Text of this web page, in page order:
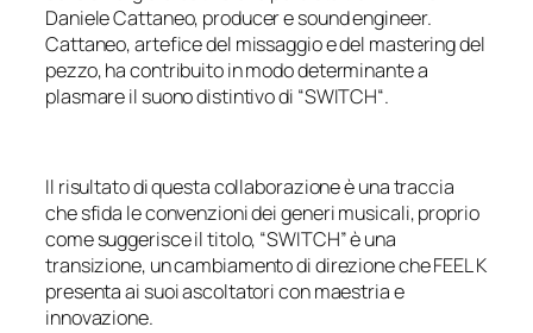
Daniele Cattaneo, producer e sound engineer.
Cattaneo, artefice del missaggio e del mastering del
pezzo, ha contribuito in modo determinante a
plasmare il suono distintivo di “SWITCH“.
Il risultato di questa collaborazione è una traccia
che sfida le convenzioni dei generi musicali, proprio
come suggerisce il titolo, “SWITCH” è una
transizione, un cambiamento di direzione che FEEL K
presenta ai suoi ascoltatori con maestria e
innovazione.